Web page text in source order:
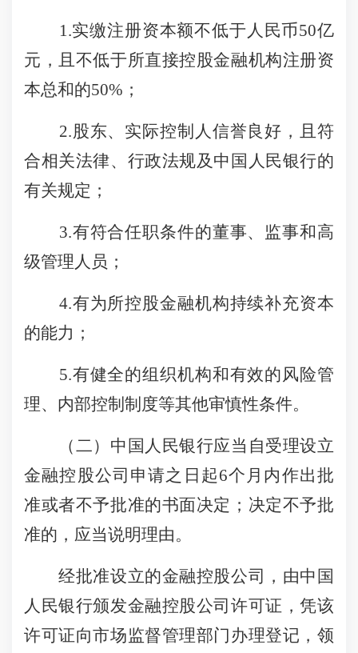
1.实缴注册资本额不低于人民币50亿
元，且不低于所直接控股金融机构注册资
本总和的50%；
2.股东、实际控制人信誉良好，且符
合相关法律、行政法规及中国人民银行的
有关规定；
3.有符合任职条件的董事、监事和高
级管理人员；
4.有为所控股金融机构持续补充资本
的能力；
5.有健全的组织机构和有效的风险管
理、内部控制制度等其他审慎性条件。
（二）中国人民银行应当自受理设立
金融控股公司申请之日起6个月内作出批
准或者不予批准的书面决定；决定不予批
准的，应当说明理由。
经批准设立的金融控股公司，由中国
人民银行颁发金融控股公司许可证，凭该
许可证向市场监督管理部门办理登记，领